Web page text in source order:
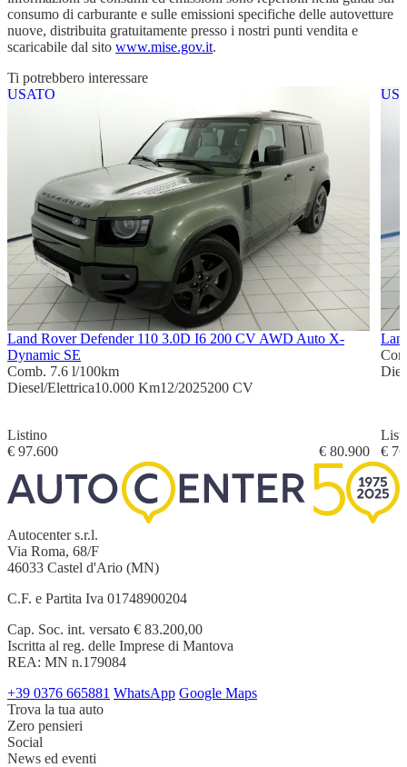
consumo di carburante e sulle emissioni specifiche delle autovetture
nuove, distribuita gratuitamente presso i nostri punti vendita e
scaricabile dal sito www.mise.gov.it.
Ti potrebbero interessare
USATO
Land Rover Defender 110 3.0D I6 200 CV AWD Auto X-
Dynamic SE
Comb. 7.6 l/100km
Diesel/Elettrica10.000 Km12/2025200 CV
Listino
€ 97.600
€ 80.900
€
Autocenter s.r.l.
Via Roma, 68/F
46033 Castel d'Ario (MN)
C.F. e Partita Iva 01748900204
Cap. Soc. int. versato € 83.200,00
Iscritta al reg. delle Imprese di Mantova
REA: MN n.179084
+39 0376 665881 WhatsApp Google Maps
Trova la tua auto
Zero pensieri
Social
News ed eventi